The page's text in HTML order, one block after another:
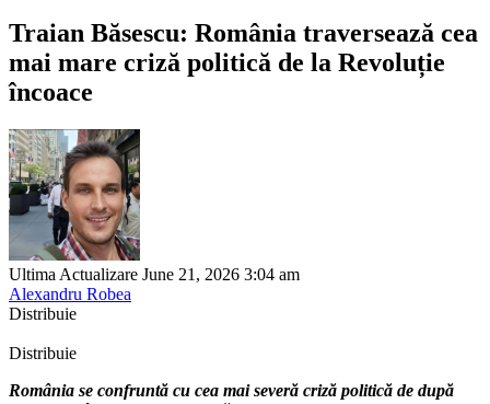
Traian Băsescu: România traversează cea
mai mare criză politică de la Revoluție
încoace
Ultima Actualizare June 21, 2026 3:04 am
Alexandru Robea
Distribuie
Distribuie
România se confruntă cu cea mai severă criză politică de după